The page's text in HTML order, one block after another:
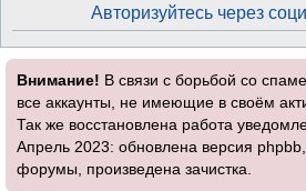
Авторизуйтесь через
Внимание! В связи с борьбой со
все аккаунты, не имеющие в своём
Так же восстановлена работа
Апрель 2023: обновлена версия
форумы, произведена зачистка.